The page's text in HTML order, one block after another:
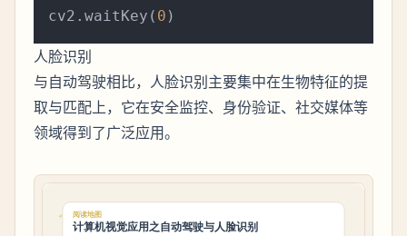
cv2.waitKey( 0
人脸识别
与自动驾驶相比，人脸识别主要集中在生物特征的提
取与匹配上，它在安全监控、身份验证、社交媒体等
领域得到了广泛应用。